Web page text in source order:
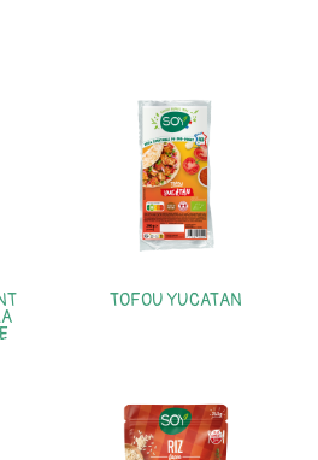
TOFOU YUCATAN